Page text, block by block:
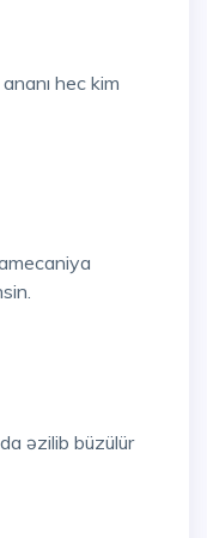
hec kim
əzilib büzülür